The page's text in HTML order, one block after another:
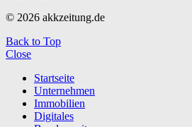
© 2026 akkzeitung.de
Back to Top
Close
Startseite
Unternehmen
Immobilien
Digitales